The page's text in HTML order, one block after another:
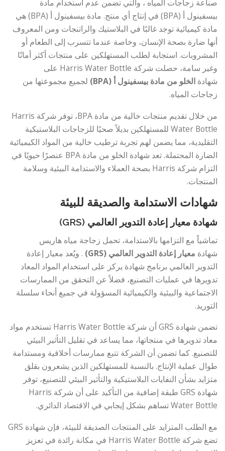
صناعة زجاجات المياه ، والتي تضمن عدم استخدام مادة
بيسفينول أ (BPA) في إنتاج أي منتج. مادة بيسفينول أ (BPA) هي
مادة كيميائية توجد غالبًا في البلاستيك والراتنجات ومن المعروف
أنها ضارة بصحة الإنسان، وخاصة عندما تتسرب إلى الطعام أو
المشروبات. استجابة لطلب المستهلكين على منتجات أكثر أمانًا
وغير سامة، حصلت شركة Harris Water Bottle على
شهادة الخلو من مادة بيسفينول أ (BPA)
لجميع مجموعتها من
زجاجات المياه.
من خلال تقديم منتجات خالية من مادة BPA، توفر شركة Harris
Water Bottle للمستهلكين بديلاً صحيًا للزجاجات البلاستيكية
التقليدية، مما يضمن لهم تجربة ترطيب خالية من المواد الكيميائية
الضارة المحتملة. تعد شهادة الخلو من مادة BPA عنصرًا حيويًا في
التزام شركة Harris بصحة العملاء والاستدامة البيئية وسلامة
المنتجات.
شهادات الاستدامة والصديقة للبيئة
شهادة معيار إعادة التدوير العالمي (GRS)
تماشياً مع التزامها بالاستدامة، تحمل زجاجة مياه هاريس
شهادة معيار إعادة التدوير العالمي (GRS)
. ويُعد معيار إعادة
التدوير العالمي برنامج شهادة يركز على استخدام المواد المعاد
تدويرها في عمليات التصنيع، فضلاً عن التحقق من الممارسات
الاجتماعية والبيئية والكيميائية المسؤولة في جميع أنحاء سلسلة
التوريد.
تضمن شهادة GRS أن شركة Harris Water Bottle تستخدم مواد
معاد تدويرها في منتجاتها، مما يساعد في تقليل التأثير البيئي
للتصنيع. كما تضمن أن الشركة تتبع ممارسات أخلاقية ومستدامة
طوال عملية الإنتاج. بالنسبة للمستهلكين الذين يشعرون بقلق
متزايد بشأن النفايات البلاستيكية والتأثير البيئي للتصنيع، توفر
شهادة GRS طبقة إضافية من التأكيد على أن شركة Harris
Water Bottle تساهم بشكل إيجابي في الاقتصاد الدائري.
مع الطلب المتزايد على المنتجات الصديقة للبيئة، فإن شهادة GRS
تضع شركة Harris Water Bottle في مكانة رائدة في تعزيز